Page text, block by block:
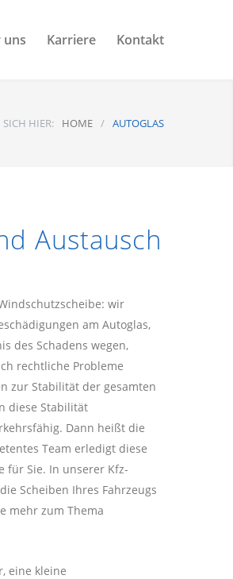
uns Karriere Kontakt
SICH HIER: HOME / AUTOGLAS
Austausch
wir
am Autoglas,
des Schadens wegen,
rechtliche Probleme
zur Stabilität der gesamten
diese Stabilität
Dann heißt die
Team erledigt diese
für Sie. In unserer Kfz-
Scheiben Ihres Fahrzeugs
mehr zum Thema
eine kleine